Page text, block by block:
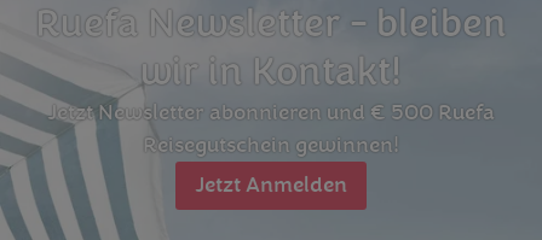
Ruefa Newsletter - bleiben
wir in Kontakt!
Jetzt Newsletter abonnieren und € 500 Ruefa
Reisegutschein gewinnen!
Jetzt Anmelden